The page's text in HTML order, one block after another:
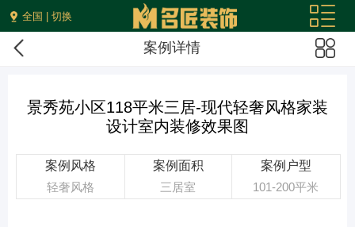
全国 | 切换
案例详情
景秀苑小区118平米三居-现代轻奢风格家装
设计室内装修效果图
案例风格
轻奢风格
案例面积
三居室
案例户型
101-200平米